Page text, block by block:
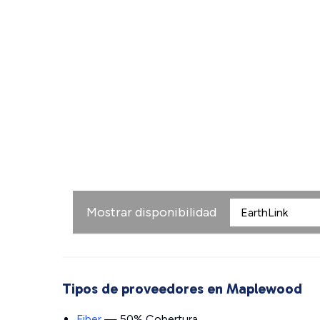
Mostrar disponibilidad
Tipos de proveedores en Maplewood